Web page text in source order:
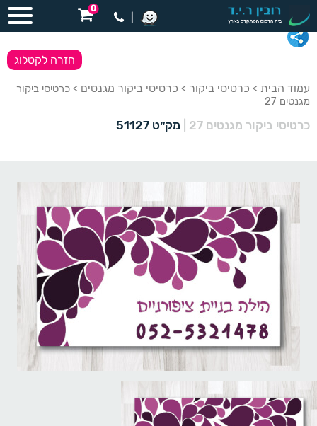
0
עמוד הבית > כרטיסי ביקור > כרטיסי ביקור מגנטים > כרטיסי ביקור
מגנטים 27
כרטיסי ביקור מגנטים 27 מק״ט 51127
חזרה לקטלוג